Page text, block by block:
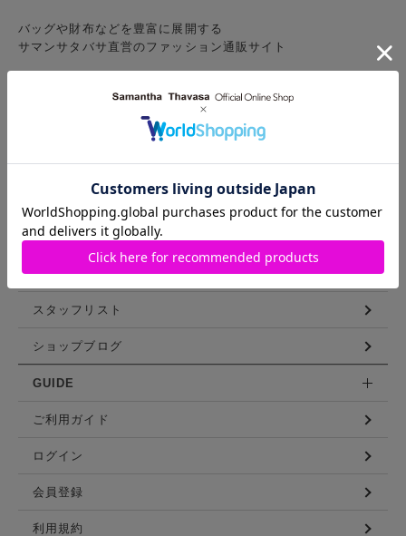
バッグや財布などを豊富に展開する
サマンサタバサ直営のファッション通販サイト
お気に入りアイテム
特集
ランキング
コーディネート
スタッフリスト
ショップブログ
GUIDE
ご利用ガイド
ログイン
会員登録
利用規約